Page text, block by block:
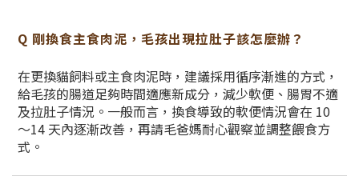
Q 剛換食主食肉泥，毛孩出現拉肚子該怎麼辦？
在更換貓飼料或主食肉泥時，建議採用循序漸進的方式，
給毛孩的腸道足夠時間適應新成分，減少軟便、腸胃不適
及拉肚子情況。一般而言，換食導致的軟便情況會在 10
～14 天內逐漸改善，再請毛爸媽耐心觀察並調整餵食方
式。